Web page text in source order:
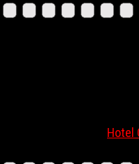
Hotel